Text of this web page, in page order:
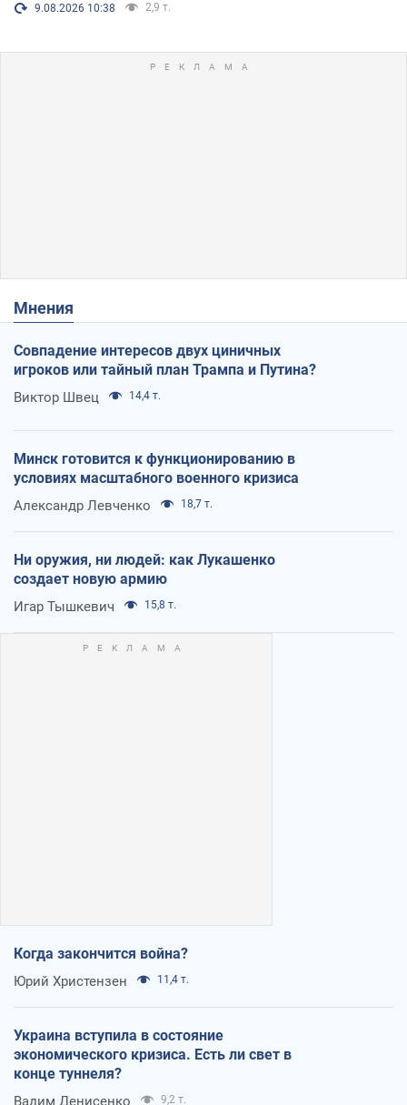
9.08.2026 10:38 2,9 т.
Мнения
Совпадение интересов двух циничных
игроков или тайный план Трампа и Путина?
Виктор Швец 14,4 т.
Минск готовится к функционированию в
условиях масштабного военного кризиса
Александр Левченко 18,7 т.
Ни оружия, ни людей: как Лукашенко
создает новую армию
Игар Тышкевич 15,8 т.
Когда закончится война?
Юрий Христензен 11,4 т.
Украина вступила в состояние
экономического кризиса. Есть ли свет в
конце туннеля?
Вадим Денисенко 9,2 т.